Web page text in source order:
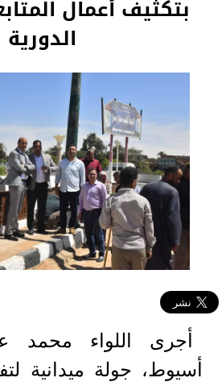
بتكثيف أعمال
الدورية
أجرى اللواء محمد
أسيوط، جولة ميدانية